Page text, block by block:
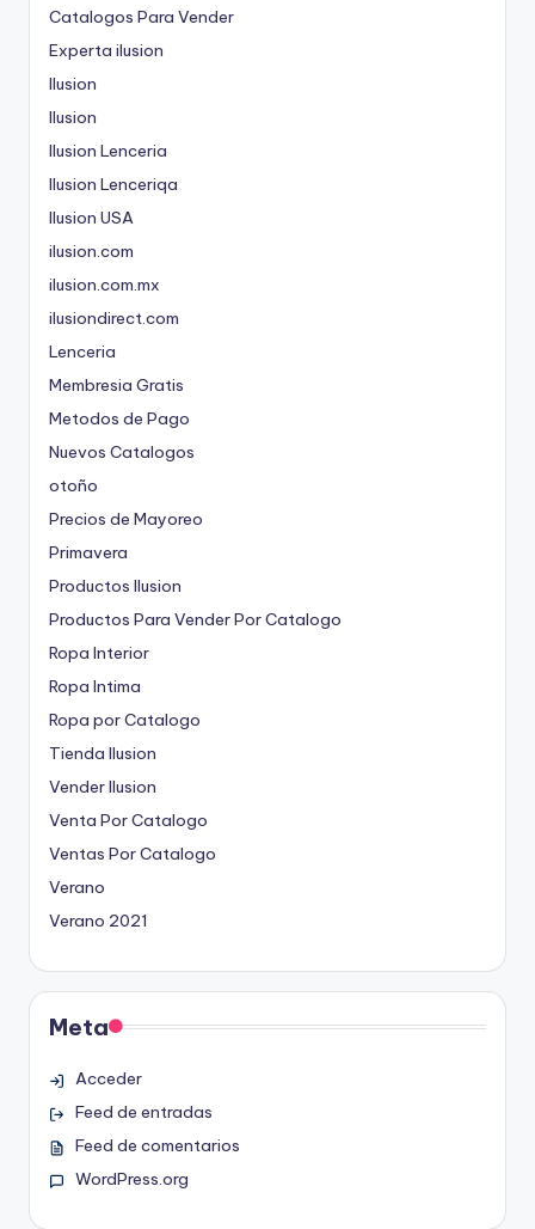
Catalogos Para Vender
Experta ilusion
Ilusion
Ilusion
Ilusion Lenceria
Ilusion Lenceriqa
Ilusion USA
ilusion.com
ilusion.com.mx
ilusiondirect.com
Lenceria
Membresia Gratis
Metodos de Pago
Nuevos Catalogos
otoño
Precios de Mayoreo
Primavera
Productos Ilusion
Productos Para Vender Por Catalogo
Ropa Interior
Ropa Intima
Ropa por Catalogo
Tienda Ilusion
Vender Ilusion
Venta Por Catalogo
Ventas Por Catalogo
Verano
Verano 2021
Meta
Acceder
Feed de entradas
Feed de comentarios
WordPress.org